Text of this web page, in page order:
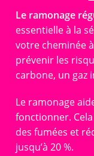
Le ramonage
essentielle à la
votre cheminée
prévenir les
carbone, un gaz
Le ramonage
fonctionner.
des fumées et
jusqu’à 20 %.